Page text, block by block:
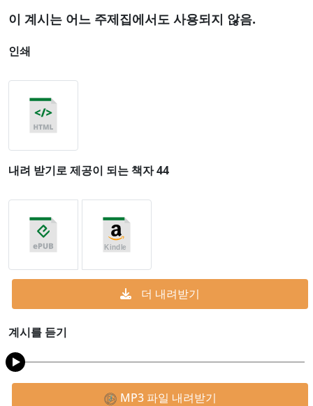
이 계시는 어느 주제집에서도 사용되지 않음.
인쇄
내려 받기로 제공이 되는 책자 44
더 내려받기
계시를 듣기
MP3 파일 내려받기